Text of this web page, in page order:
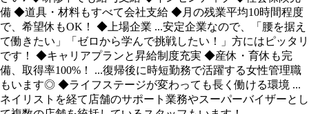
備 ◆道具・材料もすべて会社支給 ◆月の残業平均10時間程度
で、希望休もOK！ ◆上場企業 ...安定企業なので、「腰を据え
て働きたい」「ゼロから学んで挑戦したい！」方にはピッタリ
です！ ◆キャリアプランと昇給制度充実 ◆産休・育休も完
備、取得率100%！ ...復帰後に時短勤務で活躍する女性管理職
もいます◎ ◆ライフステージが変わっても長く働ける環境 ...
ネイリストを経て店舗のサポート業務やスーパーバイザーとし